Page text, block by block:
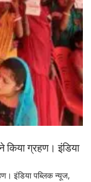
ग्रहण। इंडिया
इंडिया पब्लिक न्यूज,